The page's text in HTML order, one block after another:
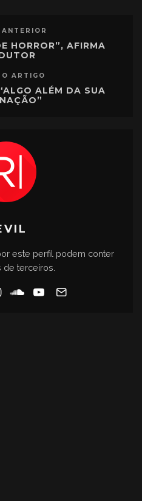
HORROR”, AFIRMA
ARTIGO
ALÉM DA SUA
este perfil podem conter
de terceiros.